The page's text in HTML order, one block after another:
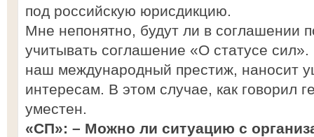
под российскую юрисдикцию.
Мне непонятно, будут ли в соглашении
учитывать соглашение «О статусе сил».
наш международный престиж, наносит
интересам. В этом случае, как говорил
уместен.
«СП»: – Можно ли ситуацию с